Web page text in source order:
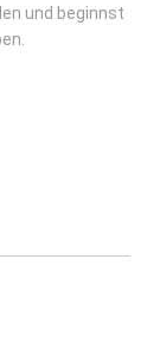
und beginnst